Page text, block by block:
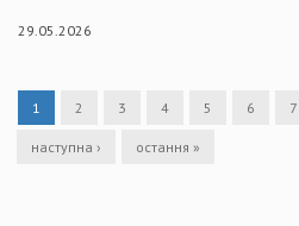
29.05.2026
1 2 3 4 5 6 7
наступна › остання »